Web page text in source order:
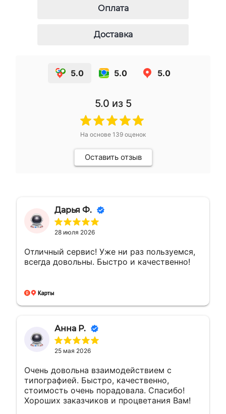
Оплата
Доставка
5.0 5.0 5.0
5.0 из 5
На основе 139 оценок
Оставить отзыв
Дарья Ф.
28 июля 2026
Отличный сервис! Уже ни раз пользуемся,
всегда довольны. Быстро и качественно!
Анна Р.
25 мая 2026
Очень довольна взаимодействием с
типографией. Быстро, качественно,
стоимость очень порадовала. Спасибо!
Хороших заказчиков и процветания Вам!